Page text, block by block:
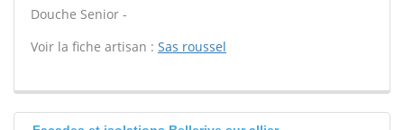
Douche Senior -
Voir la fiche artisan : Sas roussel